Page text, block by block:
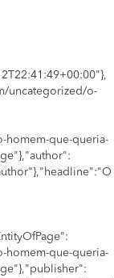
uncategorized/o-
homem-que-queria-
homem-que-queria-